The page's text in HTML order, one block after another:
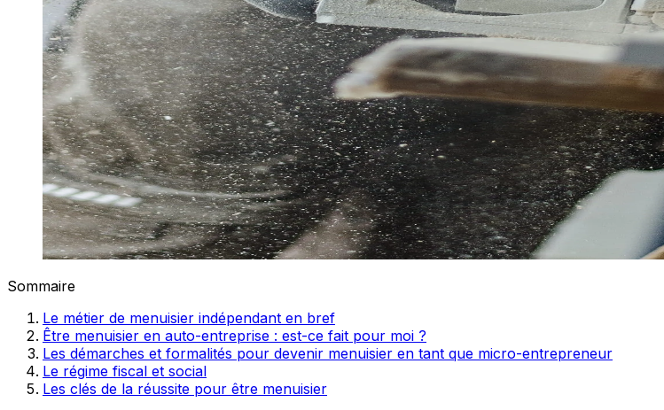
Sommaire
Le métier de menuisier indépendant en bref
Être menuisier en auto-entreprise : est-ce fait pour moi ?
Les démarches et formalités pour devenir menuisier en tant que micro-entrepreneur
Le régime fiscal et social
Les clés de la réussite pour être menuisier